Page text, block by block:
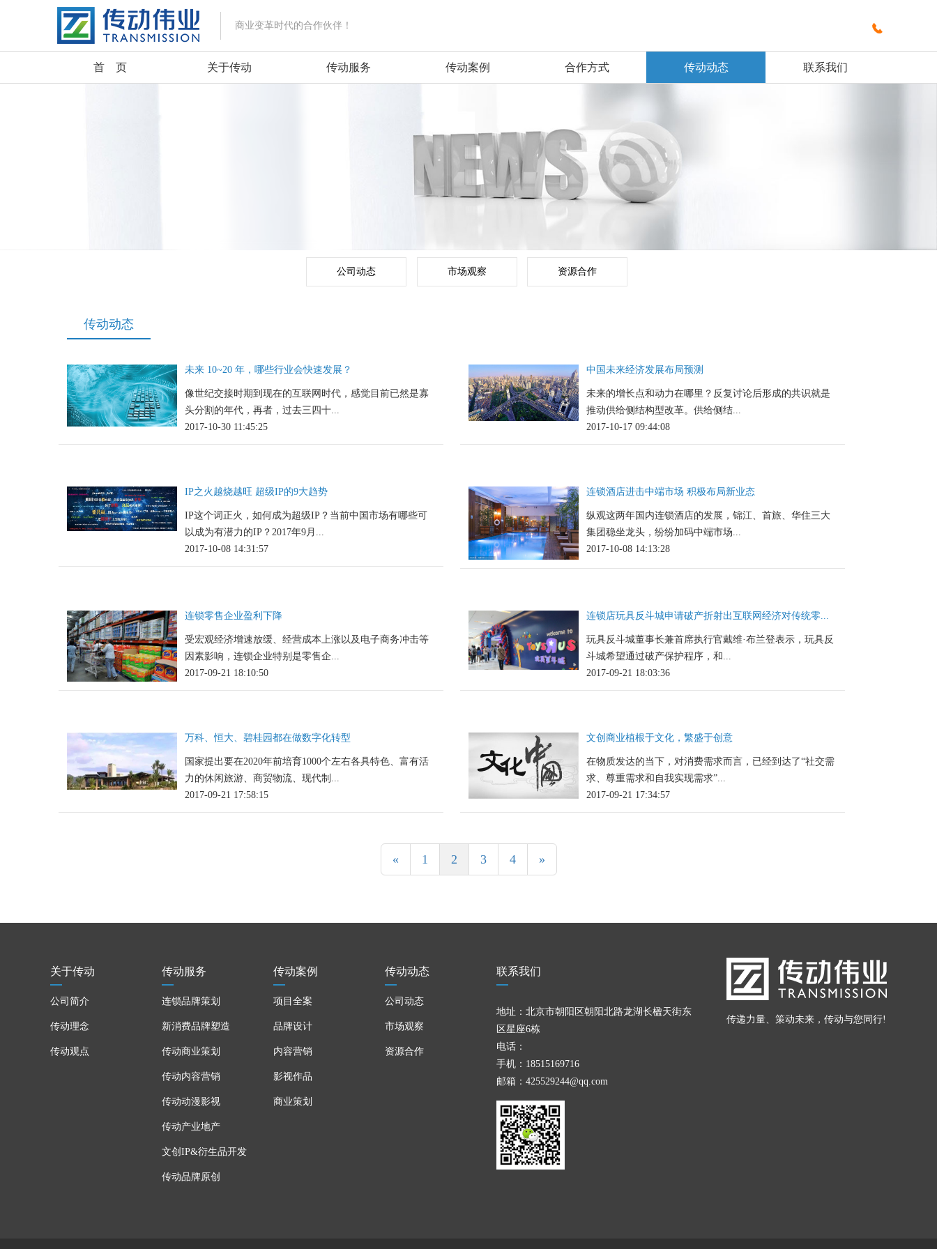
商业变革时代的合作伙伴！ 
首 页 关于传动 传动服务 传动案例 合作方式 传动动态 联系我们
公司动态 市场观察 资源合作
传动动态
未来 10~20 年，哪些行业会快速发展？
像世纪交接时期到现在的互联网时代，感觉目前已然是寡
头分割的年代，再者，过去三四十...
2017-10-30 11:45:25
中国未来经济发展布局预测
未来的增长点和动力在哪里？反复讨论后形成的共识就是
推动供给侧结构型改革。供给侧结...
2017-10-17 09:44:08
IP之火越烧越旺 超级IP的9大趋势
IP这个词正火，如何成为超级IP？当前中国市场有哪些可
以成为有潜力的IP？2017年9月...
2017-10-08 14:31:57
连锁酒店进击中端市场 积极布局新业态
纵观这两年国内连锁酒店的发展，锦江、首旅、华住三大
集团稳坐龙头，纷纷加码中端市场...
2017-10-08 14:13:28
连锁零售企业盈利下降
受宏观经济增速放缓、经营成本上涨以及电子商务冲击等
因素影响，连锁企业特别是零售企...
2017-09-21 18:10:50
连锁店玩具反斗城申请破产折射出互联网经济对传统零...
玩具反斗城董事长兼首席执行官戴维·布兰登表示，玩具反
斗城希望通过破产保护程序，和...
2017-09-21 18:03:36
万科、恒大、碧桂园都在做数字化转型
国家提出要在2020年前培育1000个左右各具特色、富有活
力的休闲旅游、商贸物流、现代制...
2017-09-21 17:58:15
文创商业植根于文化，繁盛于创意
在物质发达的当下，对消费需求而言，已经到达了“社交需
求、尊重需求和自我实现需求”...
2017-09-21 17:34:57
« 1 2 3 4 »
关于传动
公司简介
传动理念
传动观点
传动服务
连锁品牌策划
新消费品牌塑造
传动商业策划
传动内容营销
传动动漫影视
传动产业地产
文创IP&衍生品开发
传动品牌原创
传动案例
项目全案
品牌设计
内容营销
影视作品
商业策划
传动动态
公司动态
市场观察
资源合作
联系我们
地址：北京市朝阳区朝阳北路龙湖长楹天街东
区星座6栋
电话：
手机：18515169716
邮箱：425529244@qq.com
传递力量、策动未来，传动与您同行!